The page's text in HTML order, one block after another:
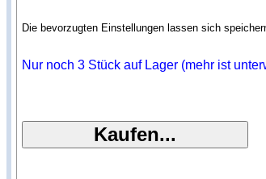
Die bevorzugten Einstellungen lassen sich
Nur noch 3 Stück auf Lager (mehr ist